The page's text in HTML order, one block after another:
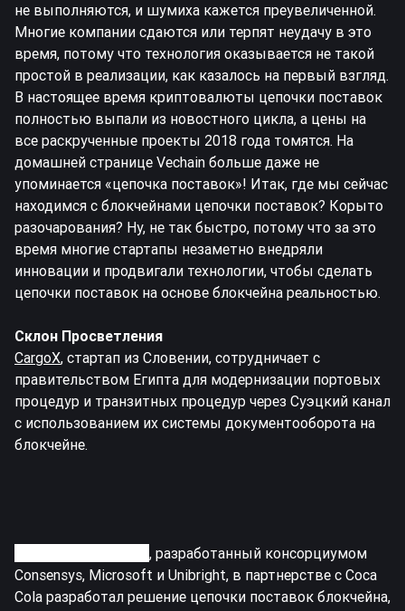
не выполняются, и шумиха кажется преувеличенной.
Многие компании сдаются или терпят неудачу в это
время, потому что технология оказывается не такой
простой в реализации, как казалось на первый взгляд.
В настоящее время криптовалюты цепочки поставок
полностью выпали из новостного цикла, а цены на
все раскрученные проекты 2018 года томятся. На
домашней странице Vechain больше даже не
упоминается «цепочка поставок»! Итак, где мы сейчас
находимся с блокчейнами цепочки поставок? Корыто
разочарования? Ну, не так быстро, потому что за это
время многие стартапы незаметно внедряли
инновации и продвигали технологии, чтобы сделать
цепочки поставок на основе блокчейна реальностью.
Склон Просветления
CargoX, стартап из Словении, сотрудничает с
правительством Египта для модернизации портовых
процедур и транзитных процедур через Суэцкий канал
с использованием их системы документооборота на
блокчейне.
, разработанный консорциумом
Consensys, Microsoft и Unibright, в партнерстве с Coca
Cola разработал решение цепочки поставок блокчейна,